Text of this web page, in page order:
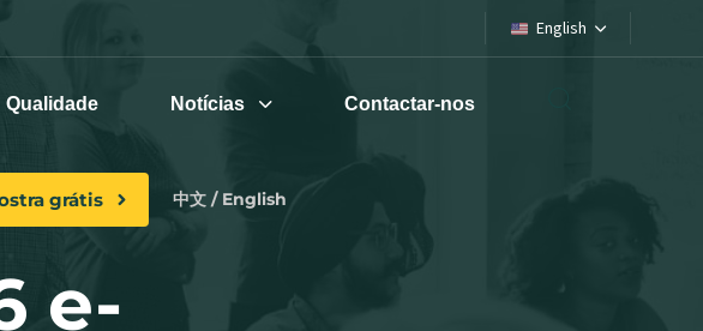
English
Qualidade Notícias Contactar-nos
grátis 中文 / English
e-